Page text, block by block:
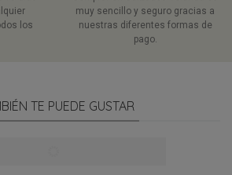
los
muy sencillo y seguro gracias a
nuestras diferentes formas de
pago.
TE PUEDE GUSTAR